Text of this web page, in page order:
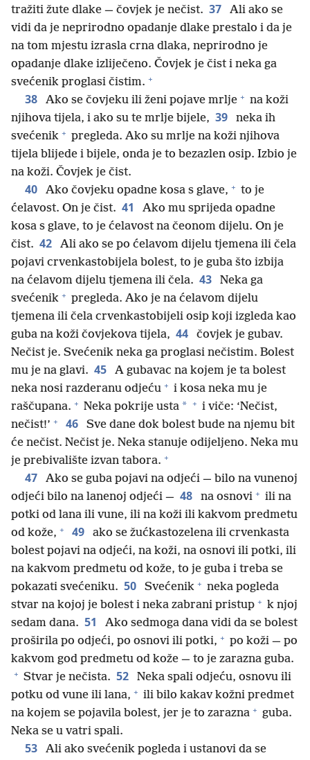
tražiti žute dlake — čovjek je nečist. 37
Ali ako se
vidi da je neprirodno opadanje dlake prestalo i da je
na tom mjestu izrasla crna dlaka, neprirodno je
opadanje dlake izliječeno. Čovjek je čist i neka ga
svećenik proglasi čistim. +
38 Ako se čovjeku ili ženi pojave mrlje + na koži
njihova tijela, i ako su te mrlje bijele, 39
neka ih
svećenik + pregleda. Ako su mrlje na koži njihova
tijela blijede i bijele, onda je to bezazlen osip. Izbio je
na koži. Čovjek je čist.
40 Ako čovjeku opadne kosa s glave, + to je
ćelavost. On je čist. 41
Ako mu sprijeda opadne
kosa s glave, to je ćelavost na čeonom dijelu. On je
čist. 42
Ali ako se po ćelavom dijelu tjemena ili čela
pojavi crvenkastobijela bolest, to je guba što izbija
na ćelavom dijelu tjemena ili čela. 43
Neka ga
svećenik + pregleda. Ako je na ćelavom dijelu
tjemena ili čela crvenkastobijeli osip koji izgleda kao
guba na koži čovjekova tijela, 44
čovjek je gubav.
Nečist je. Svećenik neka ga proglasi nečistim. Bolest
mu je na glavi. 45
A gubavac na kojem je ta bolest
neka nosi razderanu odjeću + i kosa neka mu je
raščupana. + Neka pokrije usta * + i viče: ‘Nečist,
nečist!’ + 46
Sve dane dok bolest bude na njemu bit
će nečist. Nečist je. Neka stanuje odijeljeno. Neka mu
je prebivalište izvan tabora. +
47
Ako se guba pojavi na odjeći — bilo na vunenoj
odjeći bilo na lanenoj odjeći — 48 na osnovi + ili na
potki od lana ili vune, ili na koži ili kakvom predmetu
od kože, + 49
ako se žućkastozelena ili crvenkasta
bolest pojavi na odjeći, na koži, na osnovi ili potki, ili
na kakvom predmetu od kože, to je guba i treba se
pokazati svećeniku. 50 Svećenik + neka pogleda
stvar na kojoj je bolest i neka zabrani pristup + k njoj
sedam dana. 51
Ako sedmoga dana vidi da se bolest
proširila po odjeći, po osnovi ili potki, + po koži — po
kakvom god predmetu od kože — to je zarazna guba.
+ Stvar je nečista. 52
Neka spali odjeću, osnovu ili
potku od vune ili lana, + ili bilo kakav kožni predmet
na kojem se pojavila bolest, jer je to zarazna + guba.
Neka se u vatri spali.
53
Ali ako svećenik pogleda i ustanovi da se